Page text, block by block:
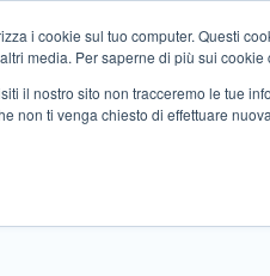
i cookie sul tuo computer. Questi
media. Per saperne di più sui
il ​​nostro sito non tracceremo le tue
non ti venga chiesto di effettuare